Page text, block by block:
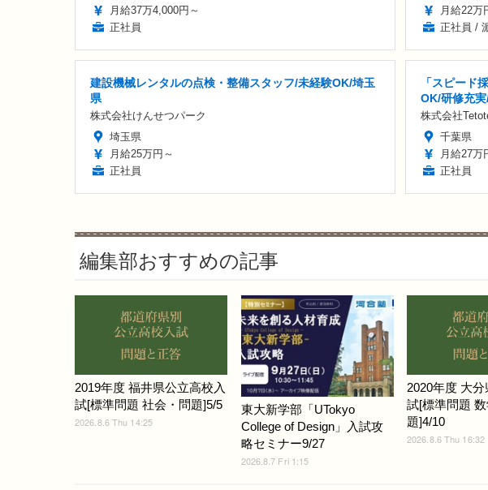
月給37万4,000円～
正社員
月給22万
正社員 /
建設機械レンタルの点検・整備スタッフ/未経験OK/埼玉
県
株式会社けんせつパーク
埼玉県
月給25万円～
正社員
「スピード
OK/研修充
株式会社
千葉県
月給27万
正社員
編集部おすすめの記事
2019年度 福井県公立高校入
試[標準問題 社会・問題]5/5
2026.8.6 Thu 14:25
東大新学部「UTokyo
College of Design」入試攻
略セミナー9/27
2026.8.7 Fri 1:15
2020年度 大
試[標準問題
題]4/10
2026.8.6 Thu 16:32